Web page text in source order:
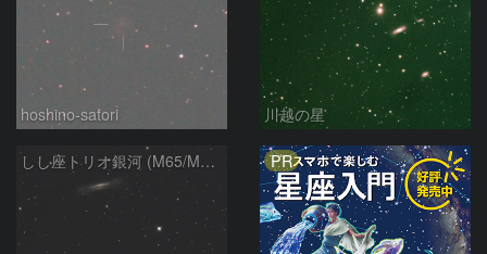
hoshino-satori 川越の星
しし座トリオ銀河 (M65/M66/NGC3628) 2026/05/11 PR